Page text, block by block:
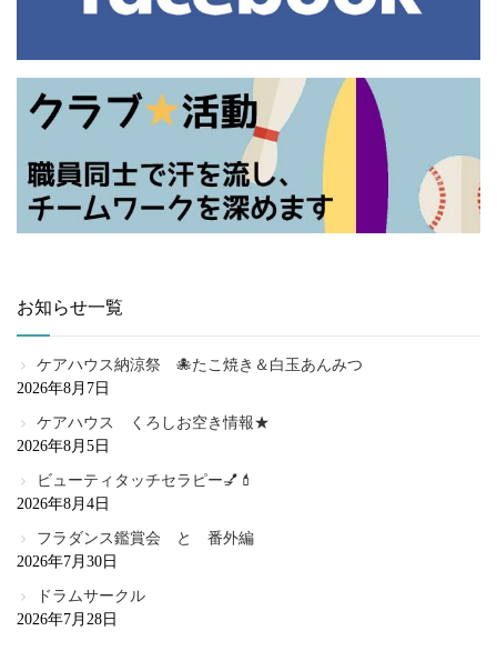
お知らせ一覧
ケアハウス納涼祭 🐙たこ焼き＆白玉あんみつ
2026年8月7日
ケアハウス くろしお空き情報★
2026年8月5日
ビューティタッチセラピー💅💄
2026年8月4日
フラダンス鑑賞会 と 番外編
2026年7月30日
ドラムサークル
2026年7月28日